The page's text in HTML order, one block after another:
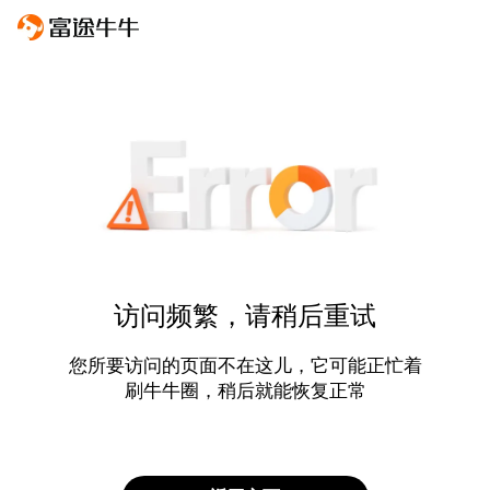
访问频繁，请稍后重试
您所要访问的页面不在这儿，它可能正忙着
刷牛牛圈，稍后就能恢复正常